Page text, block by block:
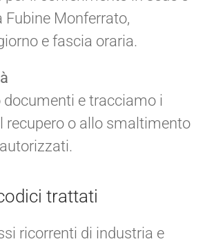
Fubine Monferrato,
e fascia oraria.
documenti e tracciamo i
recupero o allo smaltimento
trattati
ricorrenti di industria e